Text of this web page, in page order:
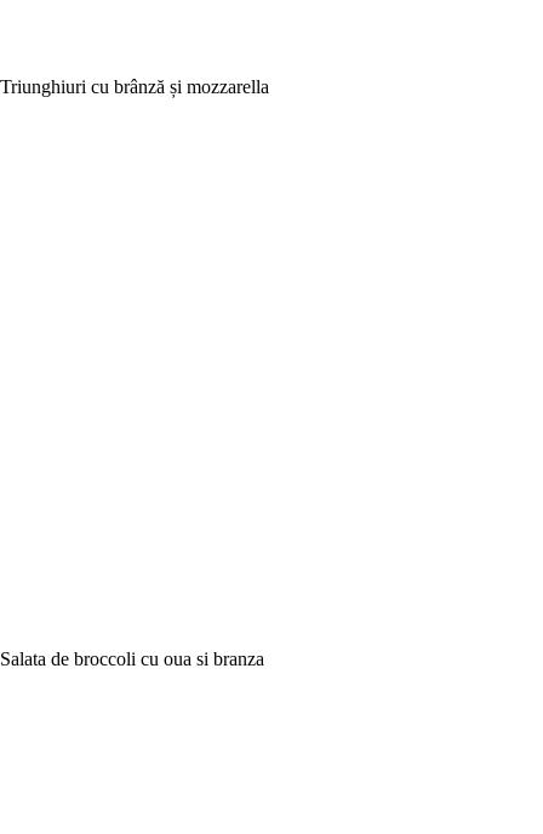
Triunghiuri cu brânză și mozzarella
Salata de broccoli cu oua si branza